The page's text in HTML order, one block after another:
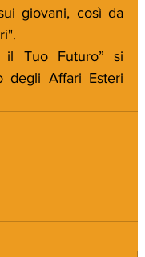
giovani, così da
il Tuo Futuro” si
degli Affari Esteri